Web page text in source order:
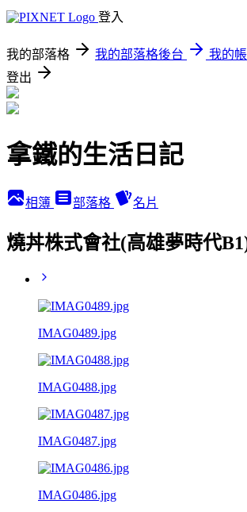
登入
我的部落格 我的部落格後台
我的
登出
拿鐵的生活日記
相簿 部落格 名片
燒丼株式會社(高雄夢時代
IMAG0489.jpg
IMAG0488.jpg
IMAG0487.jpg
IMAG0486.jpg